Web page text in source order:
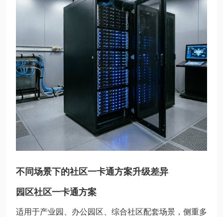
不同场景下的社区一卡通方案升级差异
园区社区一卡通方案
适用于产业园、办公园区、综合社区配套场景，侧重多